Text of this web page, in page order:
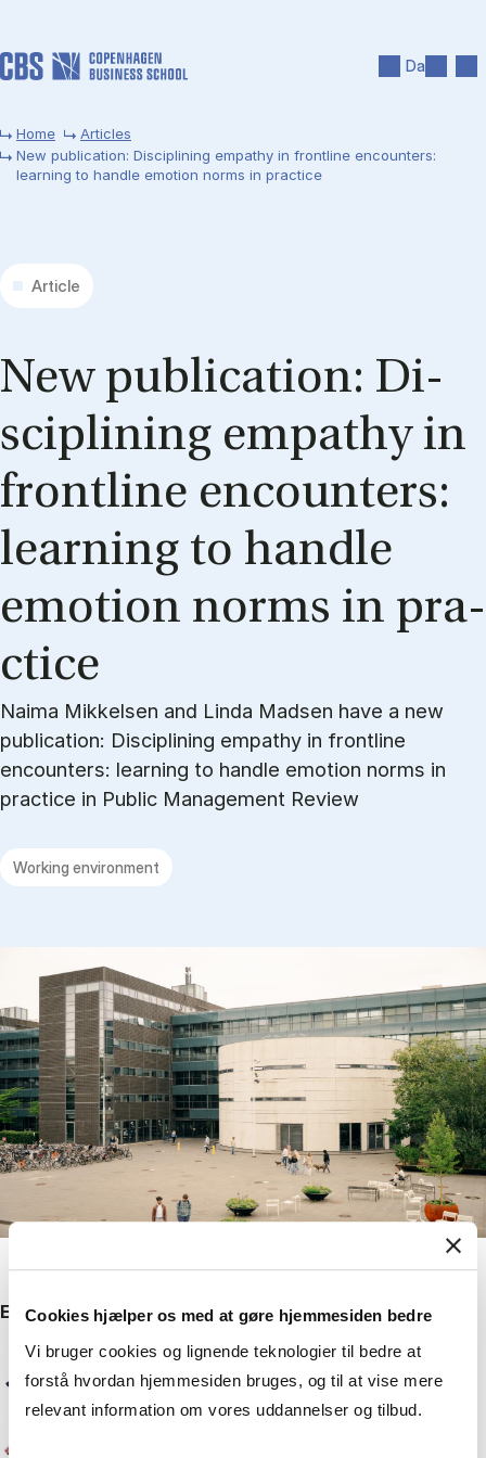
Cookies hjælper os med at gøre hjemmesiden bedre
Vi bruger cookies og lignende teknologier til bedre at
forstå hvordan hjemmesiden bruges, og til at vise mere
relevant information om vores uddannelser og tilbud.
Da
Home
Articles
New publication: Disciplining empathy in frontline encounters:
learning to handle emotion norms in practice
Article
New pu­bli­ca­tion: Di­
sci­pli­ning em­pat­hy in
front­li­ne en­co­un­ters:
lear­ning to hand­le
emo­tion norms in pra­
cti­ce
Naima Mikkelsen and Linda Madsen have a new
publication: Disciplining empathy in frontline
encounters: learning to handle emotion norms in
practice in Public Management Review
Working environment
Experts
Elisabeth Naima Mikkelsen
Associate Professor